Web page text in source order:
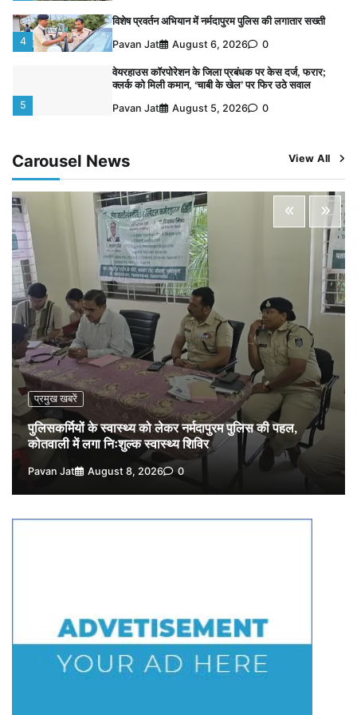
4
विशेष प्रवर्तन अभियान में नर्मदापुरम पुलिस की लगातार सख्ती
Pavan Jat August 6, 2026 0
5
वेयरहाउस कॉरपोरेशन के जिला प्रबंधक पर केस दर्ज, फरार;
क्लर्क को मिली कमान, ‘चाबी के खेल’ पर फिर उठे सवाल
Pavan Jat August 5, 2026 0
1 Pavan Jat
2
बिजली आपूर्ति और मूंग खरीदी की समस्याओं को लेकर किसान
मजदूर महासंघ ने सौंपा ज्ञापन
Pavan Jat August 8, 2026
पचमढ़ी में ‘मध्य प्रदेश की अमरनाथ यात्रा’ नागद्वारी का शुभारंभ
नाग पंचमी तक चलेगी 10 दिवसीय यात्रा, 5 लाख श्रद्धालुओं के
पहुंचने का अनुमान
Pavan Jat August 8, 2026 0
4
विशेष प्रवर्तन अभियान में नर्मदापुरम पुलिस की लगातार सख्ती
Pavan Jat August 6, 2026 0
5
वेयरहाउस कॉरपोरेशन के जिला प्रबंधक पर केस दर्ज, फरार;
क्लर्क को मिली कमान, ‘चाबी के खेल’ पर फिर उठे सवाल
Pavan Jat August 5, 2026 0
Carousel News View All
प्रमुख खबरें
पुलिसकर्मियों के स्वास्थ्य को लेकर नर्मदापुरम पुलिस की पहल,
कोतवाली में लगा निःशुल्क स्वास्थ्य शिविर
Pavan Jat August 8, 2026 0